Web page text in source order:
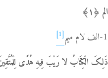
الم ﴿١﴾
1-الف لام میم
[1]
ذَلِکَ الْکِتَابُ لا رَیْبَ فِیهِ هُدًى